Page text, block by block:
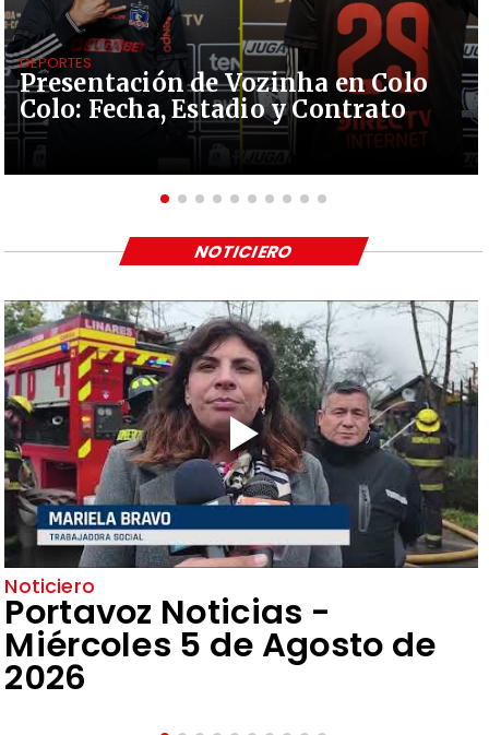
Presentación de Vozinha en Colo
Colo: Fecha, Estadio y Contrato
DEPORTES
Noticiero
Portavoz Noticias -
Miércoles 5 de Agosto de
2026
NOTICIERO